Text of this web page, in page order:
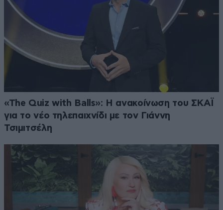
«The Quiz with Balls»: Η ανακοίνωση του ΣΚΑΪ
για το νέο τηλεπαιχνίδι με τον Γιάννη
Τσιμιτσέλη